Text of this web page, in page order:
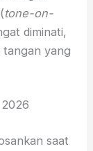
tone-on-
diminati,
tangan yang
saat